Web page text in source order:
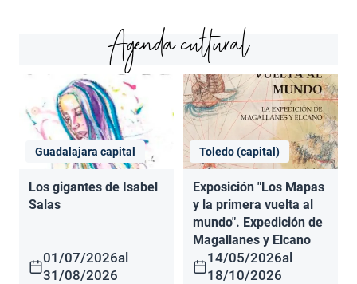
Agenda cultural
Guadalajara capital
Los gigantes de Isabel
Salas
01/07/2026al
31/08/2026
Toledo (capital)
Exposición "Los Mapas
y la primera vuelta al
mundo". Expedición de
Magallanes y Elcano
14/05/2026al
18/10/2026